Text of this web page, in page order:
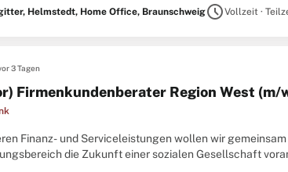
Helmstedt, Home Office, BraunschweigscheduleVollzeit ·
3 Tagen
Firmenkundenberater Region West (m/
Finanz- und Serviceleistungen wollen wir
die Zukunft einer sozialen Gesellschaft